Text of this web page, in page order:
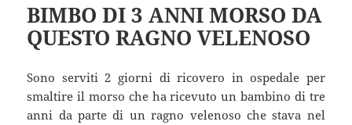
BIMBO DI 3 ANNI MORSO DA
QUESTO RAGNO VELENOSO
Sono serviti 2 giorni di ricovero in ospedale per
smaltire il morso che ha ricevuto un bambino di tre
anni da parte di un ragno velenoso che stava nel